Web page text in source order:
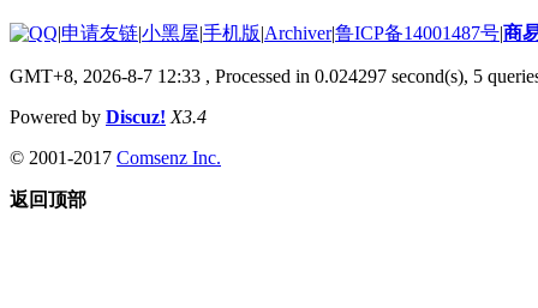
|申请友链|小黑屋|手机版|Archiver|鲁ICP备14001487号|商
GMT+8, 2026-8-7 12:33 , Processed in 0.024297 second(s), 5
Powered by Discuz! X3.4
© 2001-2017 Comsenz Inc.
返回顶部